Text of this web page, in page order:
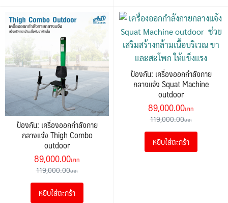
ป้องกัน: เครื่องออกกำลังกาย
กลางแจ้ง Thigh Combo
outdoor
119,000.00
Original
price
was:
119,000.00฿.
89,000.00
is:
หยิบใส่ตะกร้า
ป้องกัน: เครื่องออกกำลังกาย
กลางแจ้ง Squat Machine
outdoor
119,000.00
Original
price
was:
119,000.00฿.
89,000.00
is:
หยิบใส่ตะกร้า